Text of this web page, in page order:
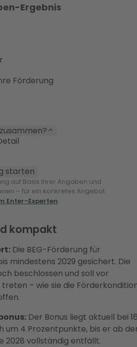
Ergebnis
Förderung
starten
auf Basis Ihrer Angaben und
– für ein konkretes Angebot
Enter-Experten.
kompakt
Die BEG-Förderung für
mindestens 2029 gesichert. Die
beschlossen und soll vor
– wie sie die
Der Bonus liegt aktuell bei
um 4 Prozentpunkte, bis er ab
2028 vollständig entfällt.